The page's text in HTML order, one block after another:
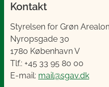
Kontakt
Styrelsen for Grøn
Nyropsgade 30
1780 København V
Tlf.: +45 33 95 80 00
E-mail: mail@sgav.dk